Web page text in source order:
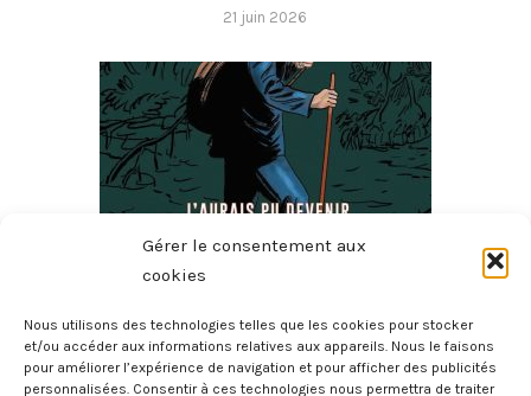
Gérer le consentement aux
cookies
Nous utilisons des technologies telles que les cookies pour stocker
et/ou accéder aux informations relatives aux appareils. Nous le faisons
pour améliorer l’expérience de navigation et pour afficher des publicités
personnalisées. Consentir à ces technologies nous permettra de traiter
21 juin 2026
J’aurais Pu Devenir Millionnaire, J’ai Choisi D’être
Vagabond